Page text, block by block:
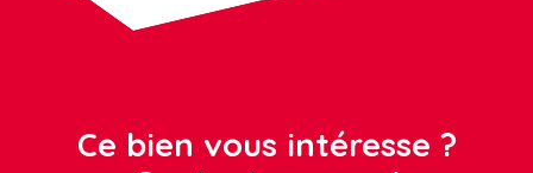
Ce bien vous intéresse ?